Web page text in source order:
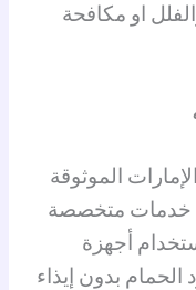
او مكافحة
الموثوقة
خدمات متخصصة
أجهزة
بدون إيذاء